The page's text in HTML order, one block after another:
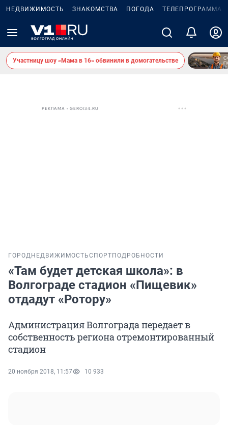
НЕДВИЖИМОСТЬ ЗНАКОМСТВА ПОГОДА ТЕЛЕПРОГРАММА
Участницу шоу «Мама в 16» обвинили в домогательстве
РЕКЛАМА • GEROI34.RU
ГОРОД НЕДВИЖИМОСТЬСПОРТ ПОДРОБНОСТИ
«Там будет детская школа»: в
Волгограде стадион «Пищевик»
отдадут «Ротору»
Администрация Волгограда передает в
собственность региона отремонтированный
стадион
20 ноября 2018, 11:57 10 933